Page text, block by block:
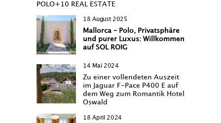
POLO+10 REAL ESTATE
18 August 2025
Mallorca – Polo, Privatsphäre
und purer Luxus: Willkommen
auf SOL ROIG
14 Mai 2024
Zu einer vollendeten Auszeit
im Jaguar F-Pace P400 E auf
dem Weg zum Romantik Hotel
Oswald
18 April 2024